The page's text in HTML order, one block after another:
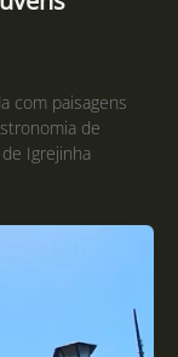
com paisagens
de
Igrejinha